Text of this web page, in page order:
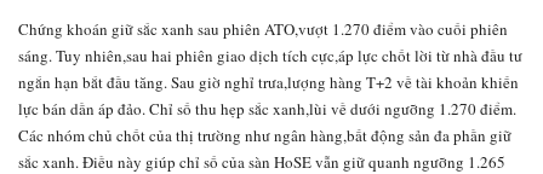
Chứng khoán giữ sắc xanh sau phiên ATO,vượt 1.270 điểm vào cuối phiên
sáng. Tuy nhiên,sau hai phiên giao dịch tích cực,áp lực chốt lời từ nhà đầu tư
ngắn hạn bắt đầu tăng. Sau giờ nghỉ trưa,lượng hàng T+2 về tài khoản khiến
lực bán dần áp đảo. Chỉ số thu hẹp sắc xanh,lùi về dưới ngưỡng 1.270 điểm.
Các nhóm chủ chốt của thị trường như ngân hàng,bất động sản đa phần giữ
sắc xanh. Điều này giúp chỉ số của sàn HoSE vẫn giữ quanh ngưỡng 1.265